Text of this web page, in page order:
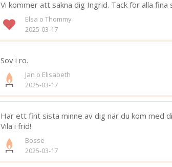
Vi kommer att sakna dig Ingrid. Tack för alla
Elsa o Thommy
2025-03-17
Sov i ro.
Jan o Elisabeth
2025-03-17
Har ett fint sista minne av dig när du kom med
Vila i frid!
Bosse
2025-03-17